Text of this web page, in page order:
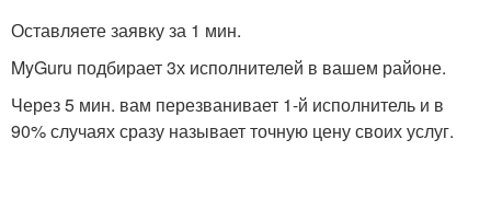
Оставляете заявку за 1 мин.
MyGuru подбирает 3х исполнителей в вашем районе.
Через 5 мин. вам перезванивает 1-й исполнитель и в
90% случаях сразу называет точную цену своих услуг.